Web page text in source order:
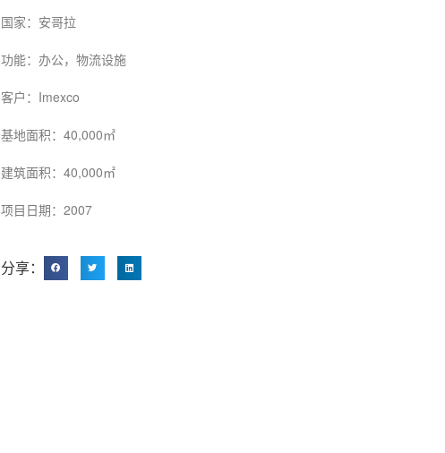
国家：安哥拉
功能：办公，物流设施
客户：Imexco
基地面积：40,000㎡
建筑面积：40,000㎡
项目日期：2007
分享：